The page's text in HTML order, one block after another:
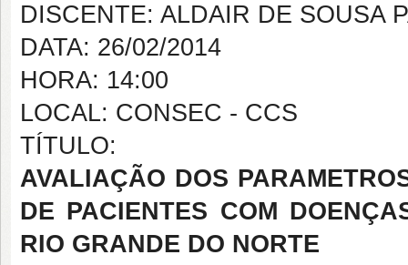
DISCENTE: ALDAIR DE SOUSA
DATA: 26/02/2014
HORA: 14:00
LOCAL: CONSEC - CCS
TÍTULO:
AVALIAÇÃO DOS
DE PACIENTES COM
RIO GRANDE DO NORTE